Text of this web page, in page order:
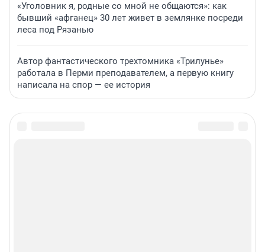
«Уголовник я, родные со мной не общаются»: как
бывший «афганец» 30 лет живет в землянке посреди
леса под Рязанью
Автор фантастического трехтомника «Трилунье»
работала в Перми преподавателем, а первую книгу
написала на спор — ее история